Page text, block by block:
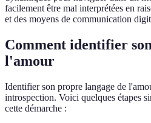
facilement être mal interprétées en
et des moyens de communication
Comment identifier
l'amour
Identifier son propre langage de
introspection. Voici quelques étapes
cette démarche :